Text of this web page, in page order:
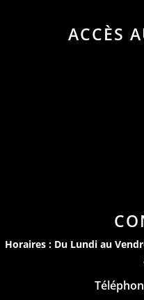
ACCÈS
Horaires : Du Lundi au